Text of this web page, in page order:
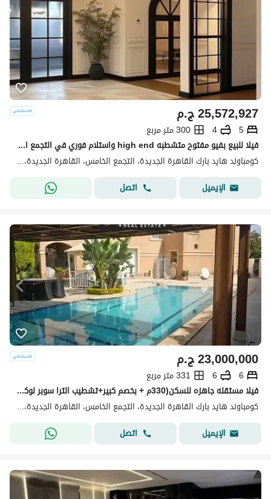
ج.م25,572,927
5
4
300 متر مربع
فيلا للبيع بفيو مفتوح متشطبه high end واستلام فوري في التجمع الخامس يجوار AUC
كومباوند هايد بارك القاهرة الجديدة، التجمع الخامس، القاهرة الجديدة، القاهرة
الإيميل
اتصل
ج.م23,000,000
6
6
331 متر مربع
فيلا مستقله جاهزه للسكن(330م + بخصم كبير+تشطيب الترا سوبر لوكس)فيلا للبيع في هايد بارك التجمع الخامس القاهره الجديده Hyde park بجوارMivida&ماونتن فيو
كومباوند هايد بارك القاهرة الجديدة، التجمع الخامس، القاهرة الجديدة، القاهرة
الإيميل
اتصل